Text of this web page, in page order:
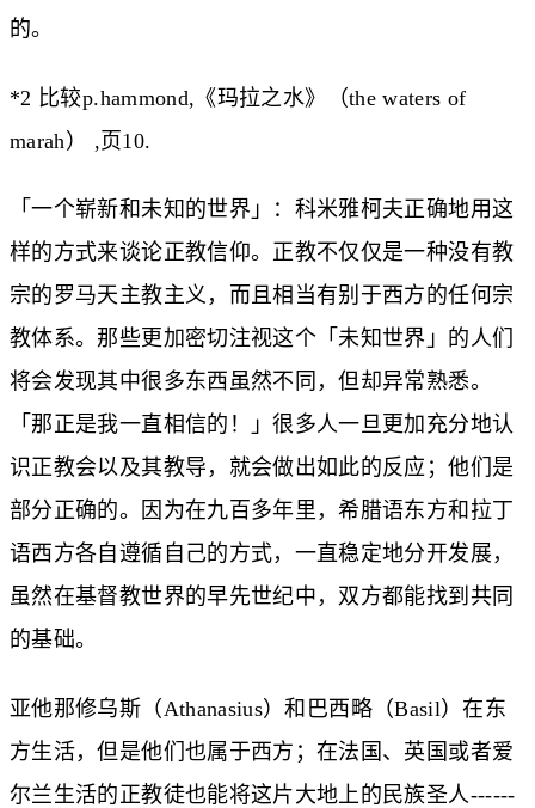
的。
*2 比较p.hammond,《玛拉之水》（the waters of
marah） ,页10.
「一个崭新和未知的世界」：科米雅柯夫正确地用这
样的方式来谈论正教信仰。正教不仅仅是一种没有教
宗的罗马天主教主义，而且相当有别于西方的任何宗
教体系。那些更加密切注视这个「未知世界」的人们
将会发现其中很多东西虽然不同，但却异常熟悉。
「那正是我一直相信的！」很多人一旦更加充分地认
识正教会以及其教导，就会做出如此的反应；他们是
部分正确的。因为在九百多年里，希腊语东方和拉丁
语西方各自遵循自己的方式，一直稳定地分开发展，
虽然在基督教世界的早先世纪中，双方都能找到共同
的基础。
亚他那修乌斯（Athanasius）和巴西略（Basil）在东
方生活，但是他们也属于西方；在法国、英国或者爱
尔兰生活的正教徒也能将这片大地上的民族圣人------